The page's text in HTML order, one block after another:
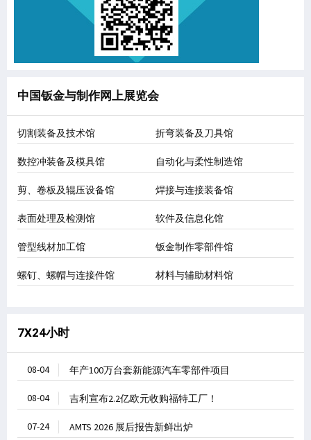
中国钣金与制作网上展览会
切割装备及技术馆 折弯装备及刀具馆
数控冲装备及模具馆 自动化与柔性制造馆
剪、卷板及辊压设备馆 焊接与连接装备馆
表面处理及检测馆 软件及信息化馆
管型线材加工馆 钣金制作零部件馆
螺钉、螺帽与连接件馆 材料与辅助材料馆
7X24小时
08-04 年产100万台套新能源汽车零部件项目
08-04 吉利宣布2.2亿欧元收购福特工厂！
07-24 AMTS 2026 展后报告新鲜出炉